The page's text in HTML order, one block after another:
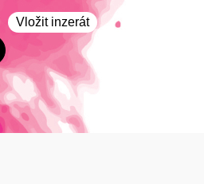
Vložit inzerát